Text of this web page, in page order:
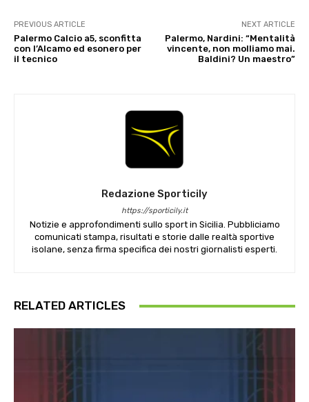
PREVIOUS ARTICLE
Palermo Calcio a5, sconfitta
con l’Alcamo ed esonero per
il tecnico
NEXT ARTICLE
Palermo, Nardini: “Mentalità
vincente, non molliamo mai.
Baldini? Un maestro”
Redazione Sporticily
https://sporticily.it
Notizie e approfondimenti sullo sport in Sicilia. Pubbliciamo
comunicati stampa, risultati e storie dalle realtà sportive
isolane, senza firma specifica dei nostri giornalisti esperti.
RELATED ARTICLES